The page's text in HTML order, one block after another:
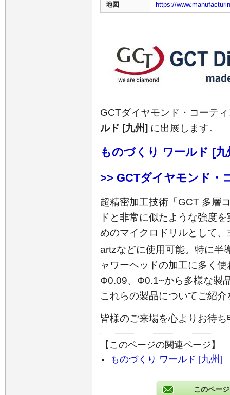
地図 https://
GCTダイヤモンド・コーテ
ルド [九州] に出展します。
ものづくり ワールド [九
>> GCTダイヤモンド・
超精密加工技術「GCT 多層
ドと非常に似たような強度
めのマイクロドリルとして、
artzなどに使用可能。特に半
ャワーヘッドの加工に多く
Φ0.09、Φ0.1~から多様な製
これらの製品についてご紹
皆様のご来場を心よりお待
【このページの関連ページ】
ものづくり ワールド [九州]
このペー